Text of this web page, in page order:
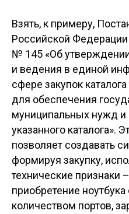
Взять, к примеру,
Российской
№ 145 «Об
и ведения в единой
сфере закупок
для обеспечения
муниципальных нужд и
указанного каталога».
позволяет создавать
формируя закупку,
технические признаки
приобретение
количеством портов,